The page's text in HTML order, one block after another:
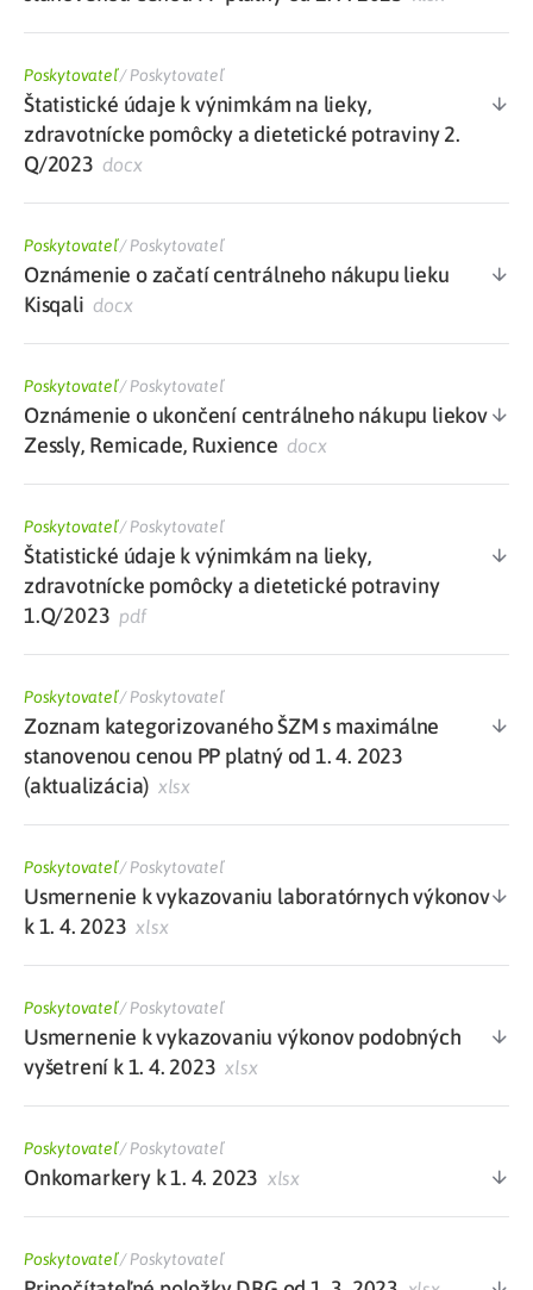
Poskytovateľ/Poskytovateľ
Štatistické údaje k výnimkám na lieky,
zdravotnícke pomôcky a dietetické potraviny 2.
Q/2023 docx
Poskytovateľ/Poskytovateľ
Oznámenie o začatí centrálneho nákupu lieku
Kisqali docx
Poskytovateľ/Poskytovateľ
Oznámenie o ukončení centrálneho nákupu liekov
Zessly, Remicade, Ruxience docx
Poskytovateľ/Poskytovateľ
Štatistické údaje k výnimkám na lieky,
zdravotnícke pomôcky a dietetické potraviny
1.Q/2023 pdf
Poskytovateľ/Poskytovateľ
Zoznam kategorizovaného ŠZM s maximálne
stanovenou cenou PP platný od 1. 4. 2023
(aktualizácia) xlsx
Poskytovateľ/Poskytovateľ
Usmernenie k vykazovaniu laboratórnych výkonov
k 1. 4. 2023 xlsx
Poskytovateľ/Poskytovateľ
Usmernenie k vykazovaniu výkonov podobných
vyšetrení k 1. 4. 2023 xlsx
Poskytovateľ/Poskytovateľ
Onkomarkery k 1. 4. 2023 xlsx
Poskytovateľ/Poskytovateľ